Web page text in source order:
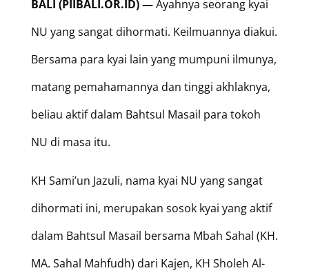
BALI (PIIBALI.OR.ID) —Ayahnya seorang kyai
NU yang sangat dihormati. Keilmuannya diakui.
Bersama para kyai lain yang mumpuni ilmunya,
matang pemahamannya dan tinggi akhlaknya,
beliau aktif dalam Bahtsul Masail para tokoh
NU di masa itu.
KH Sami’un Jazuli, nama kyai NU yang sangat
dihormati ini, merupakan sosok kyai yang aktif
dalam Bahtsul Masail bersama Mbah Sahal (KH.
MA. Sahal Mahfudh) dari Kajen, KH Sholeh Al-